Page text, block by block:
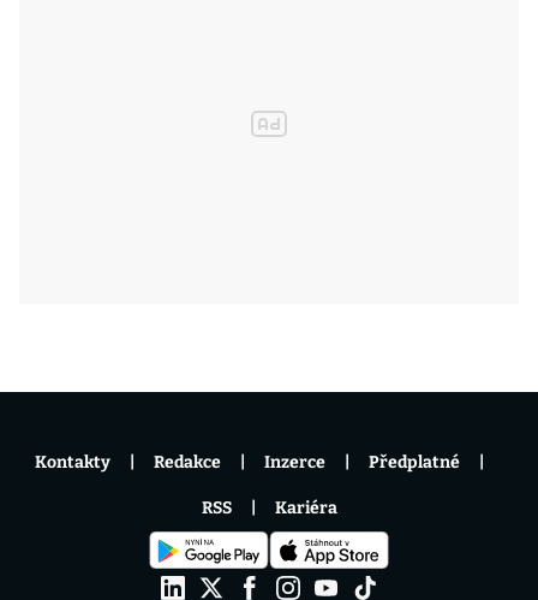
Kontakty Redakce Inzerce Předplatné
RSS Kariéra